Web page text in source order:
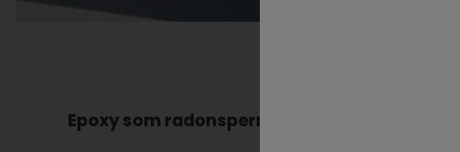
Epoxy som radonsperre